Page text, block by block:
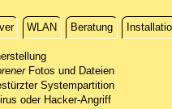
WLAN Beratung
Daten mit professionellen
Sichtung des Schadens
des Datenträgers führen
Fotos und Dateien
Datenrettung stellen wir Ihre
Systempartition
und machen Ihr System
oder Hacker-Angriff